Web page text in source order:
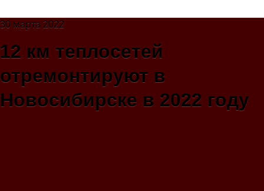
30 марта 2022
12 км теплосетей
отремонтируют в
Новосибирске в 2022 году